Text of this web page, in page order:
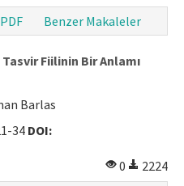
PDF Benzer Makaleler
Fiilinin Bir Anlamı
Barlas
34 DOI:
0
2224